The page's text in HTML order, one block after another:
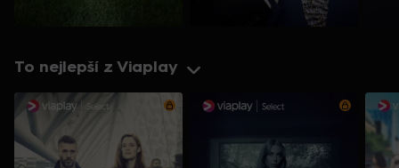
To nejlepší z Viaplay